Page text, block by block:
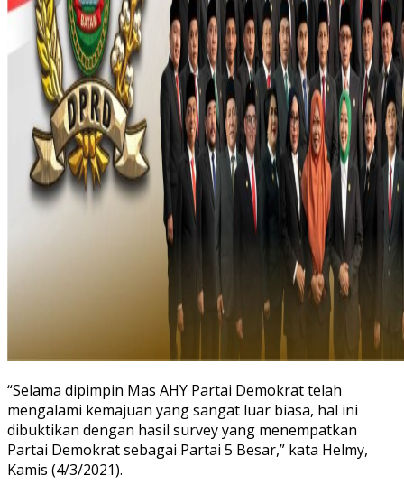
“Selama dipimpin Mas AHY Partai Demokrat telah
mengalami kemajuan yang sangat luar biasa, hal ini
dibuktikan dengan hasil survey yang menempatkan
Partai Demokrat sebagai Partai 5 Besar,” kata Helmy,
Kamis (4/3/2021).